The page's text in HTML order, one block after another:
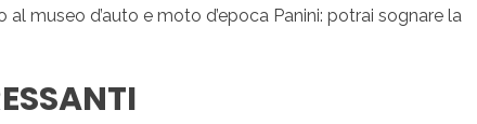
museo d’auto e moto d’epoca Panini: potrai sognare la